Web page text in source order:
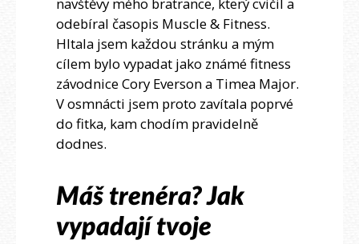
navštěvy mého bratrance, který cvičil a
odebíral časopis Muscle & Fitness.
Hltala jsem každou stránku a mým
cílem bylo vypadat jako známé fitness
závodnice Cory Everson a Timea Major.
V osmnácti jsem proto zavítala poprvé
do fitka, kam chodím pravidelně
dodnes.
Máš trenéra? Jak
vypadají tvoje